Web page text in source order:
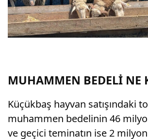
MUHAMMEN BEDELİ NE
Küçükbaş hayvan satışındaki
muhammen bedelinin 46
ve geçici teminatın ise 2